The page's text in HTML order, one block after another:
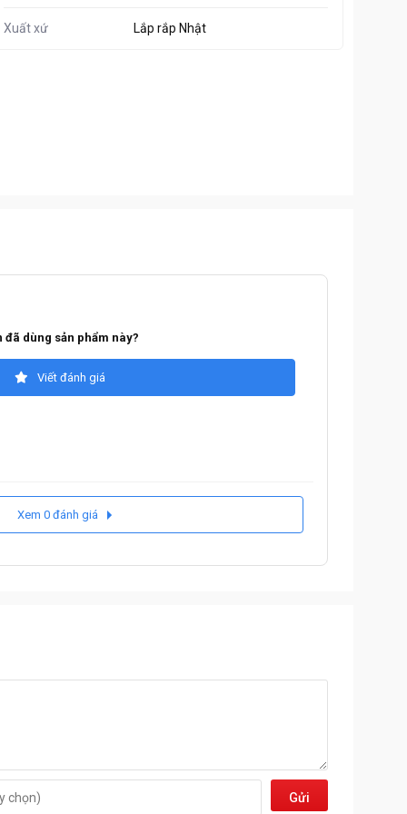
Xuất xứ Lắp rắp Nhật
đã dùng sản phẩm này?
Viết đánh giá
Xem 0 đánh giá
Gửi